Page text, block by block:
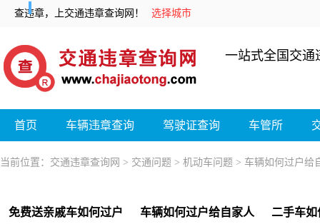
查违章，上交通违章查询网！ 选择城市
一站式全国交通
首页 车辆违章查询 驾驶证查询 车管所
当前位置： 交通违章查询网 > 交通问题 > 机动车问题 > 车辆如何过户给
免费送亲戚车如何过户 车辆如何过户给自家人 二手车